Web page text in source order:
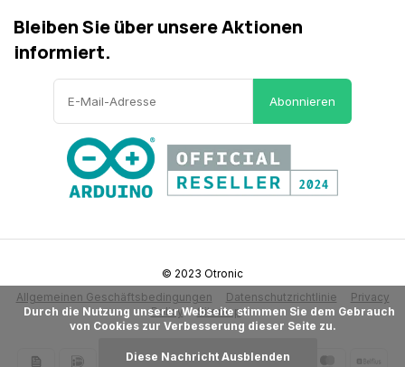
Bleiben Sie über unsere Aktionen
informiert.
Abonnieren
Allgemeinen Geschäftsbedingungen Datenschutzrichtlinie
Privacy
Policy
Sitemap
© 2023 Otronic
von Cookies zur Verbesserung dieser Seite zu.
Diese Nachricht Ausblenden